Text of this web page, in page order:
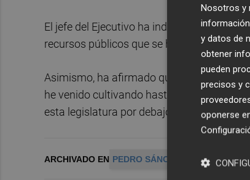
El jefe del Ejecutivo ha indicado que la
recursos públicos que se haya conocido
Asimismo, ha afirmado que las cuentas
he venido cultivando hasta ahora, se va a
esta legislatura por debajo del 100% del
ARCHIVADO EN PEDRO SÁNCHEZ PGE
Nosotros y
y datos de
obtener
pueden
precisos y
oponerse